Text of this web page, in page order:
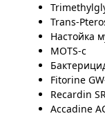
Trans-
Настойка
MOTS-c
Fitorine
Recardin
Accadine